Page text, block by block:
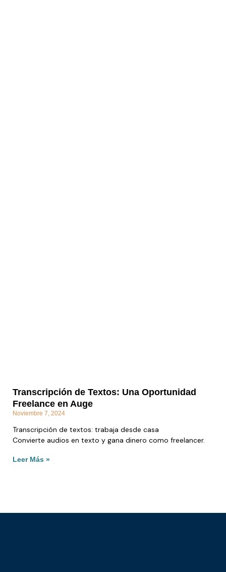
Transcripción de Textos: Una Oportunidad
Freelance en Auge
Noviembre 7, 2024
Transcripción de textos: trabaja desde casa
Convierte audios en texto y gana dinero como freelancer.
Leer Más »